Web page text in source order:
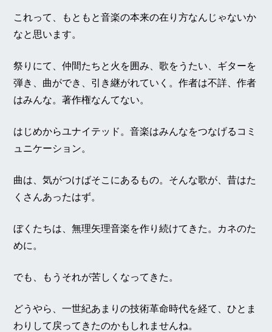
これって、もともと音楽の本来の在り方なんじゃないか
なと思います。
祭りにて、仲間たちと火を囲み、歌をうたい、ギターを
弾き、曲ができ、引き継がれていく。作者は不詳、作者
はみんな。著作権なんてない。
はじめからユナイテッド。音楽はみんなをつなげるコミ
ュニケーション。
曲は、気がつけばそこにあるもの。そんな歌が、昔はた
くさんあったはず。
ぼくたちは、無理矢理音楽を作り続けてきた。カネのた
めに。
でも、もうそれが苦しくなってきた。
どうやら、一世紀あまりの技術革命時代を経て、ひとま
わりして戻ってきたのかもしれませんね。